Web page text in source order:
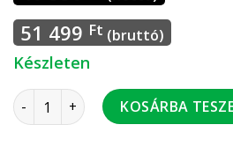
51 499 Ft (bruttó)
Készleten
Ferroli lapradiátor szelepes 22/900-
KOSÁRBA